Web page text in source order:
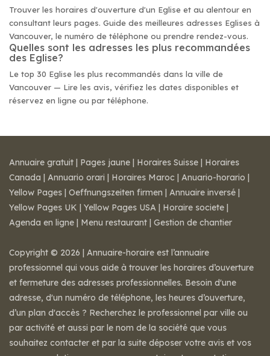
Trouver les horaires d'ouverture d'un Eglise et au alentour en
consultant leurs pages. Guide des meilleures adresses Eglises à
Vancouver, le numéro de téléphone ou prendre rendez-vous.
Quelles sont les adresses les plus recommandées
des Eglise?
Le top 30 Eglise les plus recommandés dans la ville de
Vancouver — Lire les avis, vérifiez les dates disponibles et
réservez en ligne ou par téléphone.
Annuaire gratuit | Pages jaune | Horaires Suisse | Horaires
Canada | Annuario orari | Horaires Maroc | Anuario-horario |
Yellow Pages | Oeffnungszeiten firmen | Annuaire inversé |
Yellow Pages UK | Yellow Pages USA | Horaire societe |
Agenda en ligne | Menu restaurant | Gestion de chantier
Copyright © 2026 | Annuaire-horaire est l’annuaire
professionnel qui vous aide à trouver les horaires d’ouverture
et fermeture des adresses professionnelles. Besoin d'une
adresse, d'un numéro de téléphone, les heures d’ouverture,
d’un plan d'accès ? Recherchez le professionnel par ville ou
par activité et aussi par le nom de la société que vous
souhaitez contacter et par la suite déposer votre avis et vos